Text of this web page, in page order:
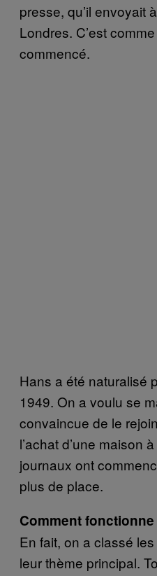
presse, qu’il envoyait
Londres. C’est
commencé.
Hans a été naturalisé
1949. On a voulu se
convaincue de le
l’achat d’une maison
journaux ont
plus de place.
Comment
En fait, on a classé
leur thème principal.